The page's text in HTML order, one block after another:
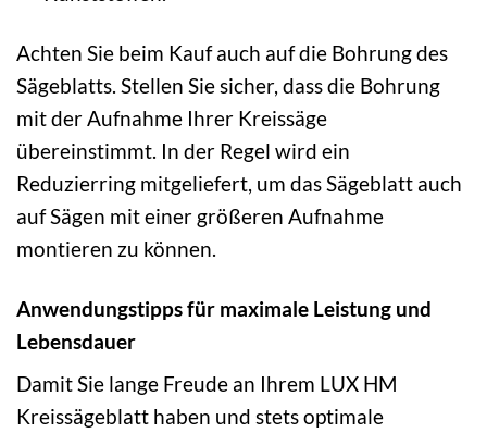
Achten Sie beim Kauf auch auf die Bohrung des
Sägeblatts. Stellen Sie sicher, dass die Bohrung
mit der Aufnahme Ihrer Kreissäge
übereinstimmt. In der Regel wird ein
Reduzierring mitgeliefert, um das Sägeblatt auch
auf Sägen mit einer größeren Aufnahme
montieren zu können.
Anwendungstipps für maximale Leistung und
Lebensdauer
Damit Sie lange Freude an Ihrem LUX HM
Kreissägeblatt haben und stets optimale